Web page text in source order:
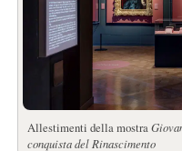
Allestimenti della mostra
conquista del Rinascimento